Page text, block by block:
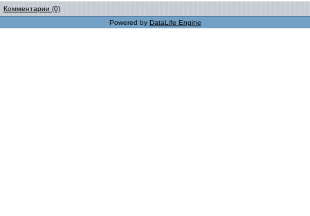
Комментарии (0)
Powered by DataLife Engine